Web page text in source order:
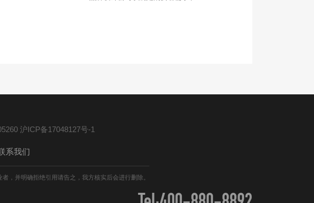
沪ICP备17048127号-1
系我们
，并明确拒绝引用请告之，我方核实后会进行删除。